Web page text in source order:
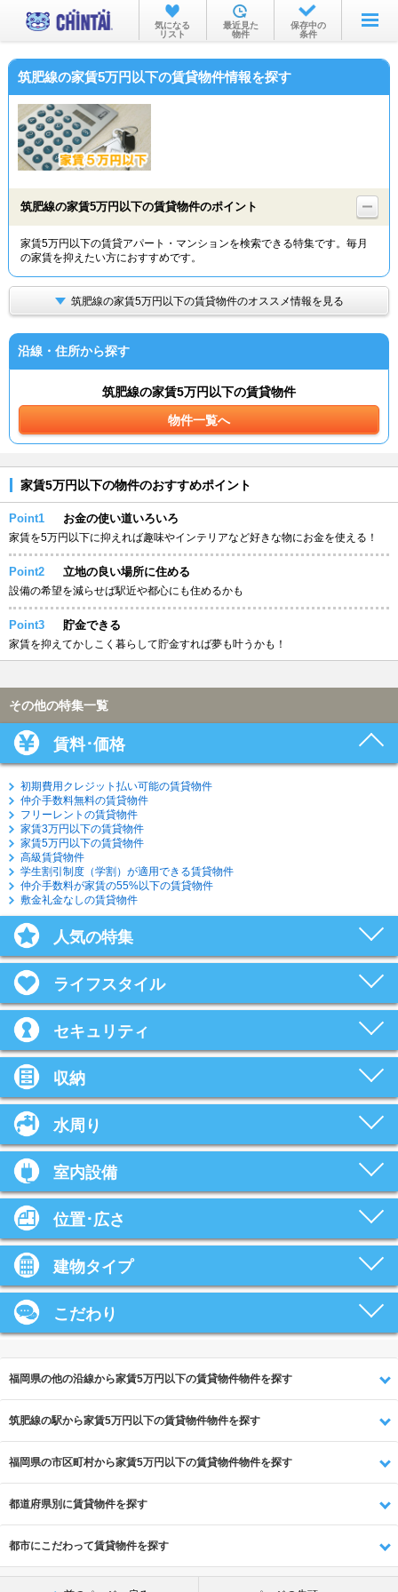
お部屋を探す
沿線・駅から
物件特集から
TOP
気になる
リスト
最近見た
物件
保存中の
条件
筑肥線の家賃5万円以下の賃貸物件情報を探す
筑肥線の家賃5万円以下の賃貸物件のポイント
家賃5万円以下の賃貸アパート・マンションを検索できる特集です。毎月
の家賃を抑えたい方におすすめです。
筑肥線の家賃5万円以下の賃貸物件のオススメ情報を見る
沿線・住所から探す
筑肥線の家賃5万円以下の賃貸物件
物件一覧へ
家賃5万円以下の物件のおすすめポイント
Point1 お金の使い道いろいろ
家賃を5万円以下に抑えれば趣味やインテリアなど好きな物にお金を使える！
Point2 立地の良い場所に住める
設備の希望を減らせば駅近や都心にも住めるかも
Point3 貯金できる
家賃を抑えてかしこく暮らして貯金すれば夢も叶うかも！
その他の特集一覧
賃料･価格
初期費用クレジット払い可能の賃貸物件
仲介手数料無料の賃貸物件
フリーレントの賃貸物件
家賃3万円以下の賃貸物件
家賃5万円以下の賃貸物件
高級賃貸物件
学生割引制度（学割）が適用できる賃貸物件
仲介手数料が家賃の55%以下の賃貸物件
敷金礼金なしの賃貸物件
人気の特集
ライフスタイル
セキュリティ
収納
水周り
室内設備
位置･広さ
建物タイプ
こだわり
福岡県の他の沿線から家賃5万円以下の賃貸物件物件を探す
筑肥線の駅から家賃5万円以下の賃貸物件物件を探す
福岡県の市区町村から家賃5万円以下の賃貸物件物件を探す
都道府県別に賃貸物件を探す
都市にこだわって賃貸物件を探す